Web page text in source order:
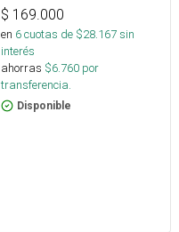
$ 169.000
en 6cuotas de $28.167sin
interés
ahorras $6.760 por
transferencia.
Disponible